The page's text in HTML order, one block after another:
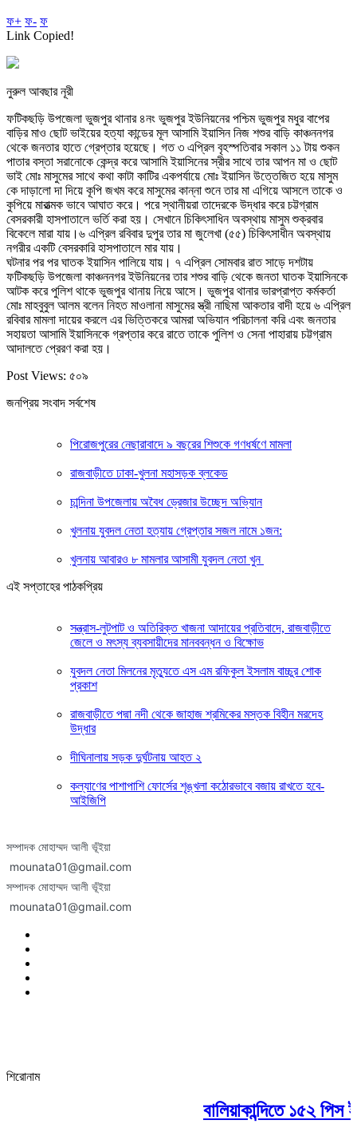
ফ+ ফ- ফ
Link Copied!
নুরুল আবছার নূরী
ফটিকছড়ি উপজেলা ভুজপুর থানার ৪নং ভুজপুর ইউনিয়নের পশ্চিম ভুজপুর মধুর বাপের
বাড়ির মাও ছোট ভাইয়ের হত্যা কান্ডের মূল আসামি ইয়াসিন নিজ শশুর বাড়ি কাঞ্চননগর
থেকে জনতার হাতে গ্রেপ্তার হয়েছে। গত ৩ এপ্রিল বৃহস্পতিবার সকাল ১১ টায় শুকন
পাতার বস্তা সরানোকে কেন্দ্র করে আসামি ইয়াসিনের স্রীর সাথে তার আপন মা ও ছোট
ভাই মোঃ মাসুমের সাথে কথা কাটা কাটির একপর্যায়ে মোঃ ইয়াসিন উত্তেজিত হয়ে মাসুম
কে দাড়ালো দা দিয়ে কূপি জখম করে মাসুমের কান্না শুনে তার মা এগিয়ে আসলে তাকে ও
কুপিয়ে মারাত্মক ভাবে আঘাত করে। পরে স্থানীয়রা তাদেরকে উদ্ধার করে চট্টগ্রাম
বেসরকারী হাসপাতালে ভর্তি করা হয়। সেখানে চিকিৎসাধিন অবস্থায় মাসুম শুক্রবার
বিকেলে মারা যায়।৬ এপ্রিল রবিবার দুপুর তার মা জুলেখা (৫৫) চিকিৎসাধীন অবস্থায়
নগরীর একটি বেসরকারি হাসপাতালে মার যায়।
ঘটনার পর পর ঘাতক ইয়াসিন পালিয়ে যায়। ৭ এপ্রিল সোমবার রাত সাড়ে দশটায়
ফটিকছড়ি উপজেলা কাঞ্চননগর ইউনিয়নের তার শশুর বাড়ি থেকে জনতা ঘাতক ইয়াসিনকে
আটক করে পুলিশ থাকে ভুজপুর থানায় নিয়ে আসে। ভুজপুর থানার ভারপ্রাপ্ত কর্মকর্তা
মোঃ মাহবুবুল আলম বলেন নিহত মাওলানা মাসুমের স্ত্রী নাছিমা আকতার বাদী হয়ে ৬ এপ্রিল
রবিবার মামলা দায়ের করলে এর ভিত্তিকরে আমরা অভিযান পরিচালনা করি এবং জনতার
সহায়তা আসামি ইয়াসিনকে গ্রপ্তার করে রাতে তাকে পুলিশ ও সেনা পাহারায় চট্টগ্রাম
আদালতে প্রেরণ করা হয়।
Post Views: ৫০৯
জনপ্রিয় সংবাদ সর্বশেষ
পিরোজপুরের নেছারাবাদে ৯ বছরের শিশুকে গণধর্ষণে মামলা
রাজবাড়ীতে ঢাকা-খুলনা মহাসড়ক ব্লকেড
চান্দিনা উপজেলায় অবৈধ ড্রেজার উচ্ছেদ অভি্যান
খুলনায় যুবদল নেতা হত্যায় গ্রেপ্তার সজল নামে ১জন:
খুলনায় আবারও ৮ মামলার আসামী যুবদল নেতা খুন
এই সপ্তাহের পাঠকপ্রিয়
সন্ত্রাস-লুটপাট ও অতিরিক্ত খাজনা আদায়ের প্রতিবাদে, রাজবাড়ীতে
জেলে ও মৎস্য ব্যবসায়ীদের মানববন্ধন ও বিক্ষোভ
যুবদল নেতা মিলনের মৃত্যুতে এস এম রফিকুল ইসলাম বাচ্চুর শোক
প্রকাশ
রাজবাড়ীতে পদ্মা নদী থেকে জাহাজ শ্রমিকের মস্তক বিহীন মরদেহ
উদ্ধার
দীঘিনালায় সড়ক দুর্ঘটনায় আহত ২
কল্যাণের পাশাপাশি ফোর্সের শৃঙ্খলা কঠোরভাবে বজায় রাখতে হবে-
আইজিপি
সম্পাদক মোহাম্মদ আলী ভূঁইয়া
mounata01@gmail.com
সম্পাদক মোহাম্মদ আলী ভূঁইয়া
mounata01@gmail.com
শিরোনাম
বালিয়াকান্দিতে ১৫২